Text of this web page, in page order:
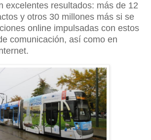
excelentes resultados: más de 12
y otros 30 millones más si se
online impulsadas con estos
comunicación, así como en